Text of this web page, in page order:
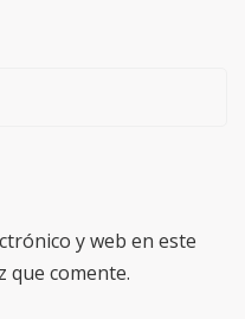
y web en este
que comente.